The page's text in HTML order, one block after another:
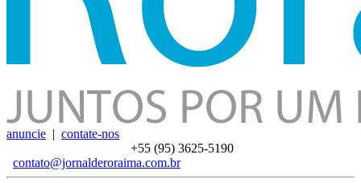
anuncie | contate-nos
+55 (95) 3625-5190
contato@jornalderoraima.com.br